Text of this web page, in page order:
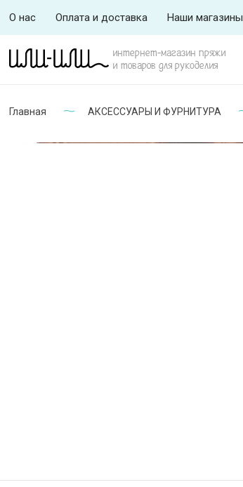
О нас Оплата и доставка Наши магазины
интернет-магазин пряжи
и товаров для рукоделия
Главная АКСЕССУАРЫ И ФУРНИТУРА